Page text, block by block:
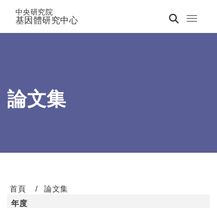
Toggle
中央研究院
基因體研究中心
論文集
首頁
論文集
年度